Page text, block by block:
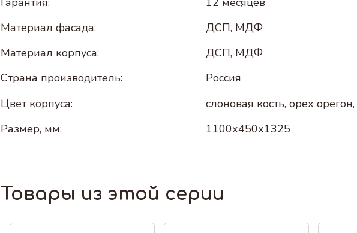
Материал фасада:
ДСП, МДФ
Материал корпуса:
ДСП, МДФ
Страна производитель:
Россия
Цвет корпуса:
слоновая кость, орех
Размер, мм:
1100х450х1325
Товары из этой серии